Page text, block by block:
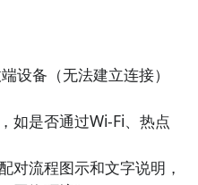
找等功能，适合追求效
支持DEX、APK、JAR等
卓开发者或逆向工程爱
备（无法建立连接）
是否通过Wi-Fi、热点
流程图示和文字说明，